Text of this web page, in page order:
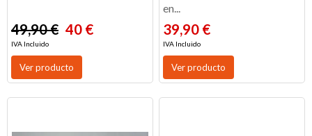
49,90 € 40 €
IVA Incluido
Ver producto
en...
39,90 €
IVA Incluido
Ver producto